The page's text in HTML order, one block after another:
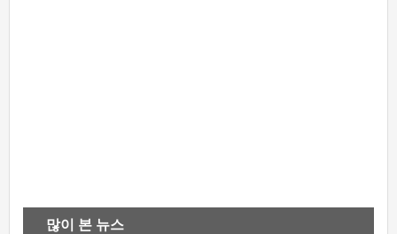
많이 본 뉴스